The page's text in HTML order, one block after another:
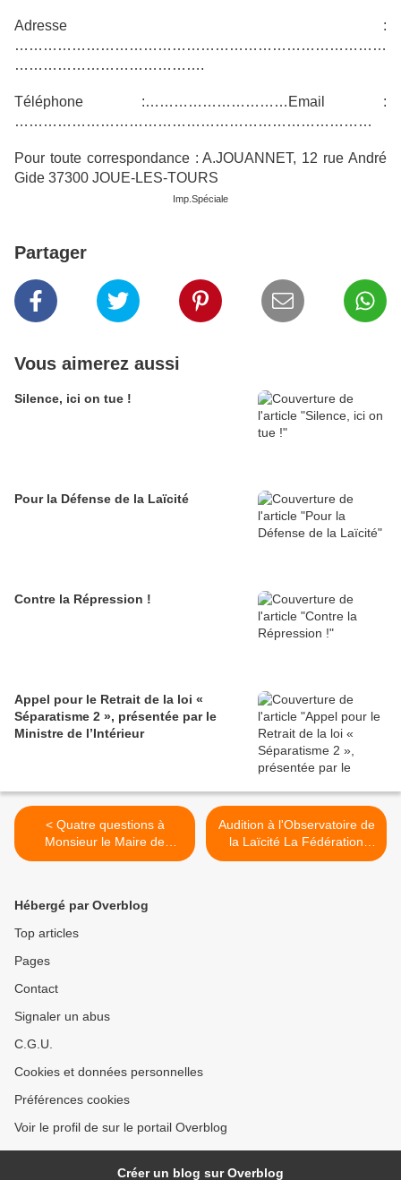
Adresse :
……………………………………………………………………
………………………………….
Téléphone :…………………………Email :
…………………………………………………………………
Pour toute correspondance : A.JOUANNET, 12 rue André
Gide 37300 JOUE-LES-TOURS
Imp.Spéciale
Partager
Vous aimerez aussi
Silence, ici on tue !
Pour la Défense de la Laïcité
Contre la Répression !
Appel pour le Retrait de la loi «
Séparatisme 2 », présentée par le
Ministre de l’Intérieur
< Quatre questions à
Monsieur le Maire de
TOURS Les réponses de la
Monsieur le Maire de Tours
le 28/11/2017.
Audition à l'Observatoire de
la Laïcité La Fédération
nationale de la Libre
Hébergé par Overblog
Top articles
Pages
Contact
Signaler un abus
C.G.U.
Cookies et données personnelles
Préférences cookies
Voir le profil de sur le portail Overblog
Créer un blog sur Overblog